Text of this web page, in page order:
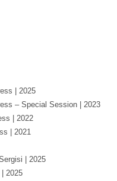
| 2025
– Special Session | 2023
| 2022
| 2021
| 2025
2025